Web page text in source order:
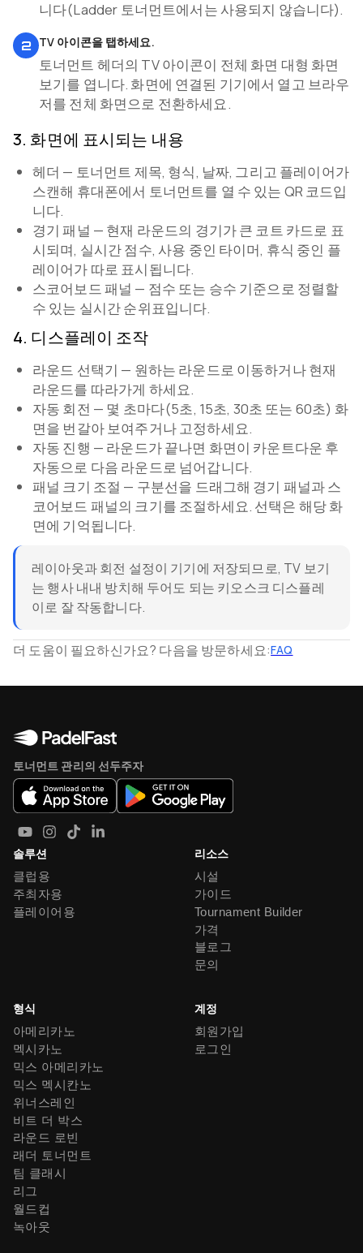
니다(Ladder 토너먼트에서는 사용되지 않습니다).
2 TV 아이콘을 탭하세요.
토너먼트 헤더의 TV 아이콘이 전체 화면 대형 화면
보기를 엽니다. 화면에 연결된 기기에서 열고 브라우
저를 전체 화면으로 전환하세요.
3. 화면에 표시되는 내용
헤더 — 토너먼트 제목, 형식, 날짜, 그리고 플레이어가
스캔해 휴대폰에서 토너먼트를 열 수 있는 QR 코드입
니다.
경기 패널 — 현재 라운드의 경기가 큰 코트 카드로 표
시되며, 실시간 점수, 사용 중인 타이머, 휴식 중인 플
레이어가 따로 표시됩니다.
스코어보드 패널 — 점수 또는 승수 기준으로 정렬할
수 있는 실시간 순위표입니다.
4. 디스플레이 조작
라운드 선택기 — 원하는 라운드로 이동하거나 현재
라운드를 따라가게 하세요.
자동 회전 — 몇 초마다(5초, 15초, 30초 또는 60초) 화
면을 번갈아 보여주거나 고정하세요.
자동 진행 — 라운드가 끝나면 화면이 카운트다운 후
자동으로 다음 라운드로 넘어갑니다.
패널 크기 조절 — 구분선을 드래그해 경기 패널과 스
코어보드 패널의 크기를 조절하세요. 선택은 해당 화
면에 기억됩니다.
레이아웃과 회전 설정이 기기에 저장되므로, TV 보기
는 행사 내내 방치해 두어도 되는 키오스크 디스플레
이로 잘 작동합니다.
더 도움이 필요하신가요? 다음을 방문하세요:FAQ
토너먼트 관리의 선두주자
솔루션
클럽용
주최자용
플레이어용
리소스
시설
가이드
Tournament Builder
가격
블로그
문의
형식
아메리카노
멕시카노
믹스 아메리카노
믹스 멕시칸노
위너스레인
비트 더 박스
라운드 로빈
래더 토너먼트
팀 클래시
리그
월드컵
녹아웃
계정
회원가입
로그인